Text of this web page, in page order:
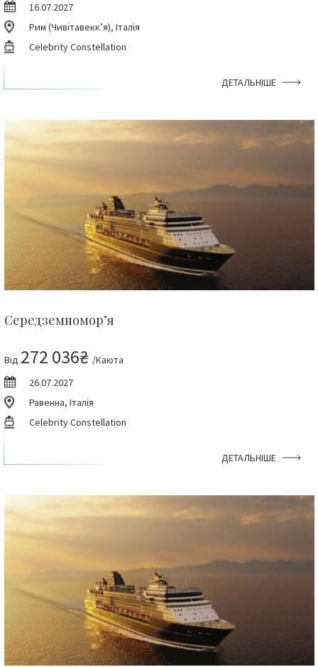
16.07.2027
Рим (Чивітавекк’я), Італія
Celebrity Constellation
ДЕТАЛЬНІШЕ
Середземномор’я
Від 272 036₴ /Каюта
26.07.2027
Равенна, Італія
Celebrity Constellation
ДЕТАЛЬНІШЕ